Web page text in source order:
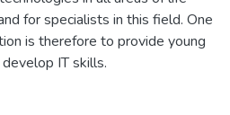
for specialists in this field. One
is therefore to provide young
IT skills.